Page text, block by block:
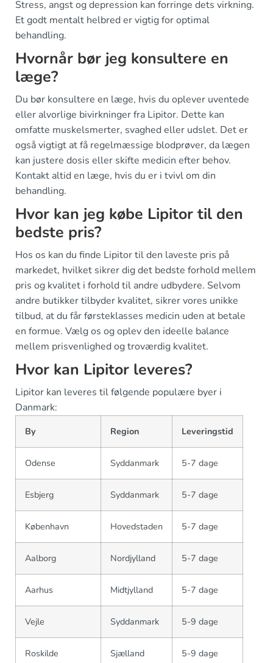
Stress, angst og depression kan forringe dets virkning.
Et godt mentalt helbred er vigtig for optimal
behandling.
Hvornår bør jeg konsultere en
læge?
Du bør konsultere en læge, hvis du oplever uventede
eller alvorlige bivirkninger fra Lipitor. Dette kan
omfatte muskelsmerter, svaghed eller udslet. Det er
også vigtigt at få regelmæssige blodprøver, da lægen
kan justere dosis eller skifte medicin efter behov.
Kontakt altid en læge, hvis du er i tvivl om din
behandling.
Hvor kan jeg købe Lipitor til den
bedste pris?
Hos os kan du finde Lipitor til den laveste pris på
markedet, hvilket sikrer dig det bedste forhold mellem
pris og kvalitet i forhold til andre udbydere. Selvom
andre butikker tilbyder kvalitet, sikrer vores unikke
tilbud, at du får førsteklasses medicin uden at betale
en formue. Vælg os og oplev den ideelle balance
mellem prisvenlighed og troværdig kvalitet.
Hvor kan Lipitor leveres?
Lipitor kan leveres til følgende populære byer i
Danmark:
By Region Leveringstid
Odense Syddanmark 5-7 dage
Esbjerg Syddanmark 5-7 dage
København Hovedstaden 5-7 dage
Aalborg Nordjylland 5-7 dage
Aarhus Midtjylland 5-7 dage
Vejle Syddanmark 5-9 dage
Roskilde Sjælland 5-9 dage